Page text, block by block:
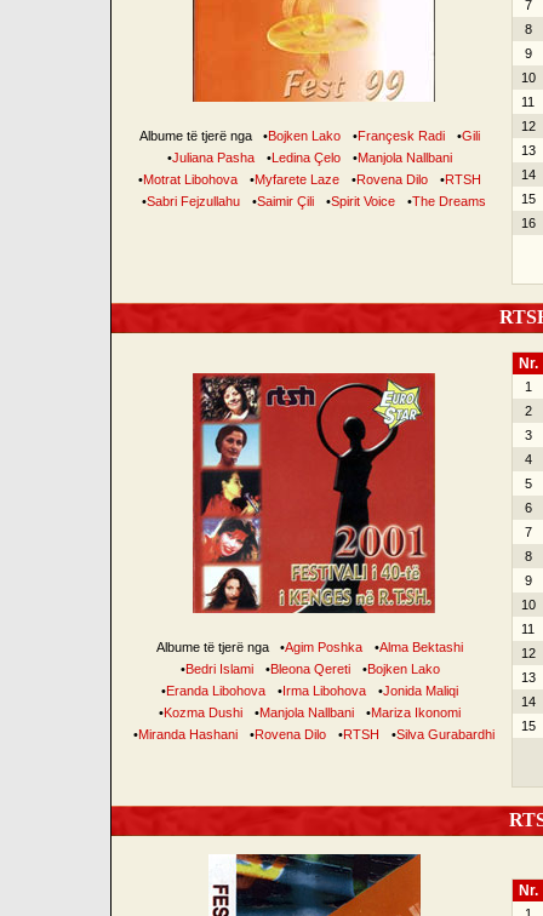
Albume të tjerë nga •Bojken Lako •Françesk Radi •Gili
•Juliana Pasha •Ledina Çelo •Manjola Nallbani
•Motrat Libohova •Myfarete Laze •Rovena Dilo •RTSH
•Sabri Fejzullahu •Saimir Çili •Spirit Voice •The Dreams
7
8
9
10
11
12
13
14
15
16
Albume të tjerë nga •Agim Poshka •Alma Bektashi
•Bedri Islami •Bleona Qereti •Bojken Lako
•Eranda Libohova •Irma Libohova •Jonida Maliqi
•Kozma Dushi •Manjola Nallbani •Mariza Ikonomi
•Miranda Hashani •Rovena Dilo •RTSH •Silva Gurabardhi
Nr.
1
2
3
4
5
6
7
8
9
10
11
12
13
14
15
Nr.